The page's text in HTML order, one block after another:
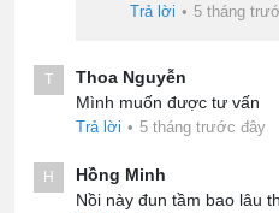
Trả lời • 5 tháng
T
Thoa Nguyễn
Mình muốn được tư vấn
Trả lời • 5 tháng trước đây
H
Hồng Minh
Nồi này đun tầm bao lâu